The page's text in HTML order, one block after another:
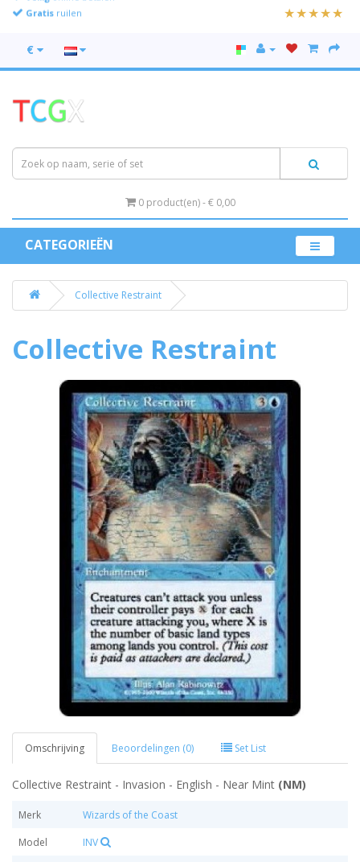
Gratis
€
0 product(en) - € 0,00
CATEGORIEËN
Collective Restraint
Collective Restraint
Omschrijving Beoordelingen (0) Set List
Collective Restraint - Invasion - English - Near Mint (NM)
Merk
Wizards of the Coast
Model
INV